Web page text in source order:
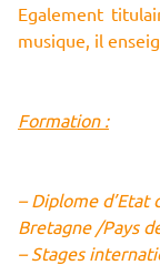
Egalement
musique, il
Formation :
– Diplome d’Etat
Bretagne /Pays
– Stages